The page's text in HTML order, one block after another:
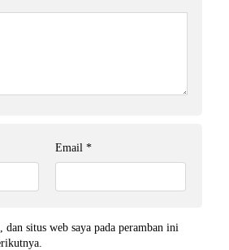
Email *
dan situs web saya pada peramban ini